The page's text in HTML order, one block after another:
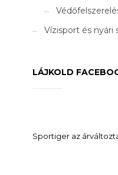
Vízisport és nyári
LÁJKOLD
Sportiger az